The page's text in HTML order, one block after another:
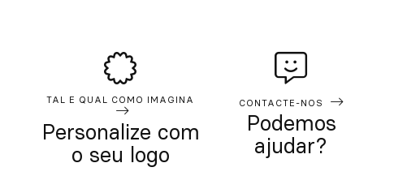
TAL E QUAL COMO IMAGINA
Personalize com
o seu logo
CONTACTE-NOS
Podemos
ajudar?